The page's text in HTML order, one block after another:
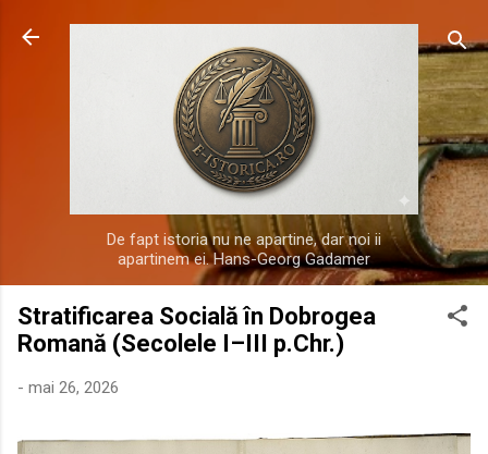
Treceți la conținutul principal
De fapt istoria nu ne apartine, dar noi ii
apartinem ei. Hans-Georg Gadamer
Stratificarea Socială în Dobrogea
Romană (Secolele I–III p.Chr.)
- mai 26, 2026